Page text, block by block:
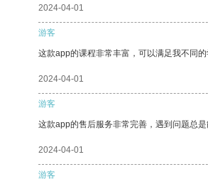
2024-04-01
游客
这款app的课程非常丰富，可以满足我不同
2024-04-01
游客
这款app的售后服务非常完善，遇到问题总
2024-04-01
游客